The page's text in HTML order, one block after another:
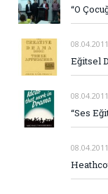
“O
08.04.2011
Eğitsel
08.04.2011
“Ses
08.04.2011